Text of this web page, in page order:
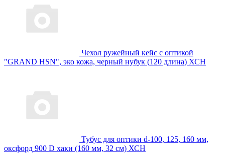
Чехол ружейный кейс с оптикой
"GRAND HSN", эко кожа, черный нубук (120 длина) ХСН
Тубус для оптики d-100, 125, 160 мм,
оксфорд 900 D хаки (160 мм, 32 см) ХСН